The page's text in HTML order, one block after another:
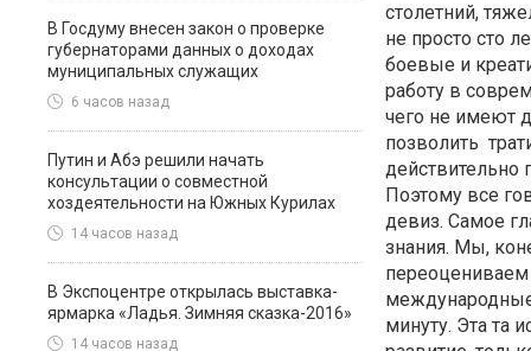
В Госдуму внесен закон о проверке
губернаторами данных о доходах
муниципальных служащих
6 часов назад
Путин и Абэ решили начать
консультации о совместной
хоздеятельности на Южных Курилах
14 часов назад
В Экспоцентре открылась выставка-
ярмарка «Ладья. Зимняя сказка-2016»
14 часов назад
столетний,
не просто сто
боевые и
работу в
чего не имеют
позволить
действительно
Поэтому все
девиз. Самое
знания. Мы,
минуту. Эта та